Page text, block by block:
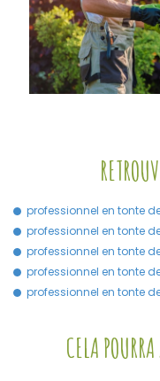
professionnel en tonte
professionnel en tonte
professionnel en tonte
professionnel en tonte
professionnel en tonte
CELA